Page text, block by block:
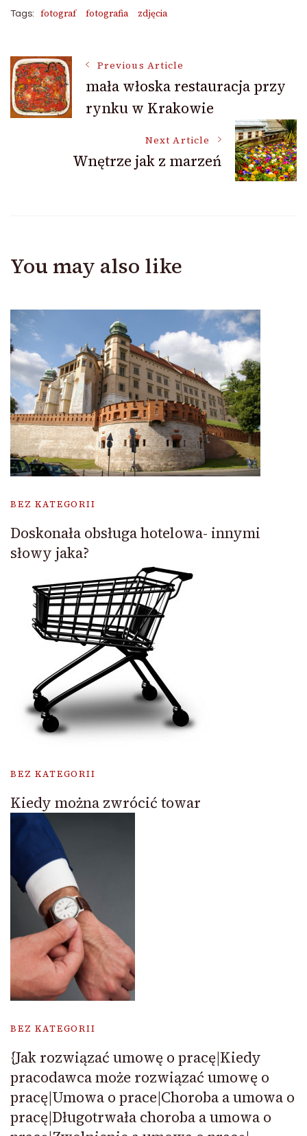
Tags: fotograf fotografia zdjęcia
Post
Navigation
Previous Article
mała włoska restauracja przy
rynku w Krakowie
Next Article
Wnętrze jak z marzeń
You may also like
BEZ KATEGORII
Doskonała obsługa hotelowa- innymi
słowy jaka?
BEZ KATEGORII
Kiedy można zwrócić towar
BEZ KATEGORII
{Jak rozwiązać umowę o pracę|Kiedy
pracodawca może rozwiązać umowę o
pracę|Umowa o prace|Choroba a umowa o
pracę|Długotrwała choroba a umowa o